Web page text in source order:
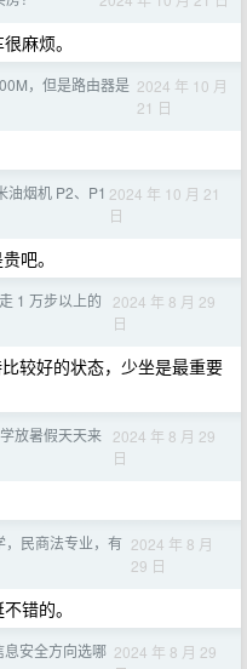
麻烦。
，但是路由器是 2024 年 10 月
21 日
油烟机 P2、P1 2024 年 10 月 21
日
吧。
1 万步以上的
2024 年 8 月 29
日
较好的状态，少坐是最重要
放暑假天天来 2024 年 8 月 29
日
，民商法专业，有 2024 年 8 月
29 日
错的。
息安全方向选哪 2024 年 8 月 29